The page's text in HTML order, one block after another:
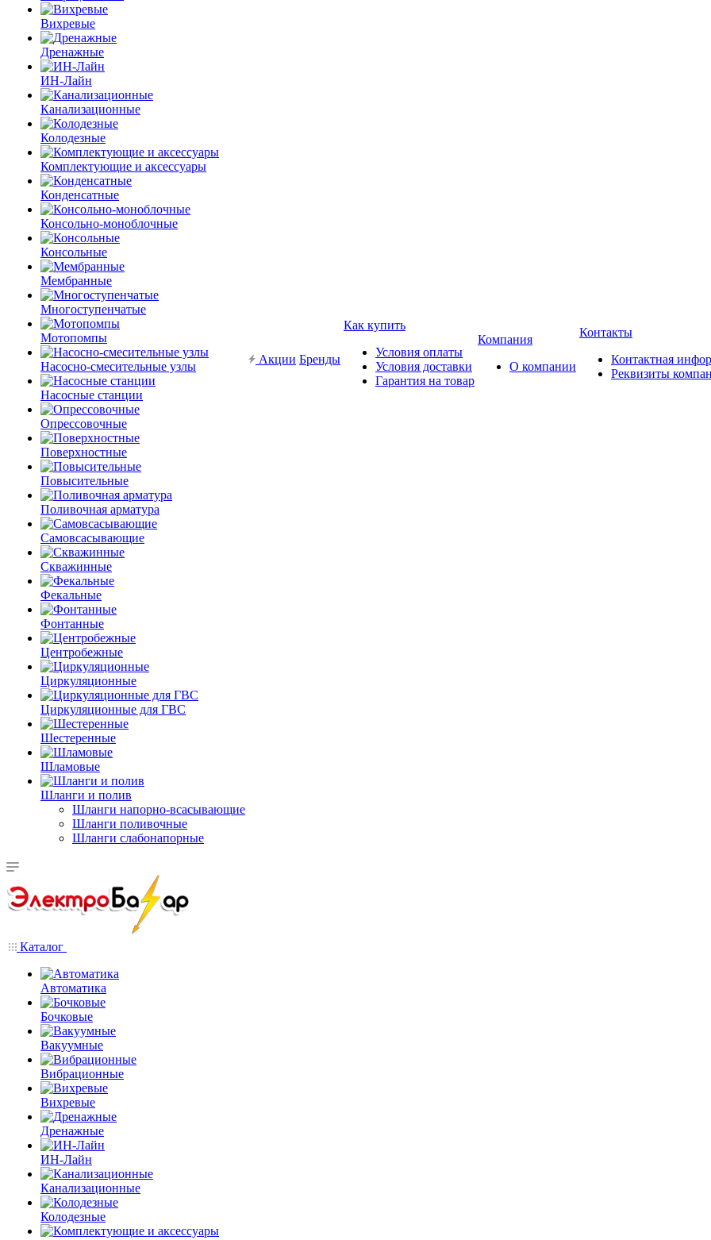
Вихревые
Дренажные
ИН-Лайн
Канализационные
Колодезные
Комплектующие и аксессуары
Конденсатные
Консольно-моноблочные
Консольные
Мембранные
Многоступенчатые
Мотопомпы
Насосно-смесительные узлы
Насосные станции
Опрессовочные
Поверхностные
Повысительные
Поливочная арматура
Самовсасывающие
Скважинные
Фекальные
Фонтанные
Центробежные
Циркуляционные
Циркуляционные для ГВС
Шестеренные
Шламовые
Шланги и полив
Шланги напорно-всасывающие
Шланги поливочные
Шланги слабонапорные
Акции Бренды
Как купить
Условия оплаты
Условия доставки
Гарантия на товар
Компания
О компании
Контакты
Контактная
Реквизиты
Каталог
Автоматика
Бочковые
Вакуумные
Вибрационные
Вихревые
Дренажные
ИН-Лайн
Канализационные
Колодезные